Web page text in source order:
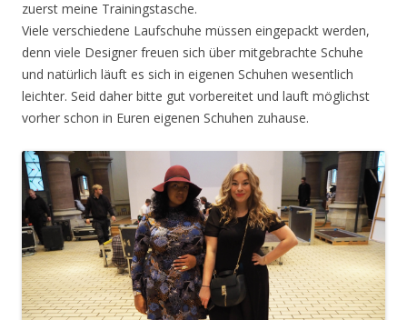
zuerst meine Trainingstasche.
Viele verschiedene Laufschuhe müssen eingepackt werden,
denn viele Designer freuen sich über mitgebrachte Schuhe
und natürlich läuft es sich in eigenen Schuhen wesentlich
leichter. Seid daher bitte gut vorbereitet und lauft möglichst
vorher schon in Euren eigenen Schuhen zuhause.